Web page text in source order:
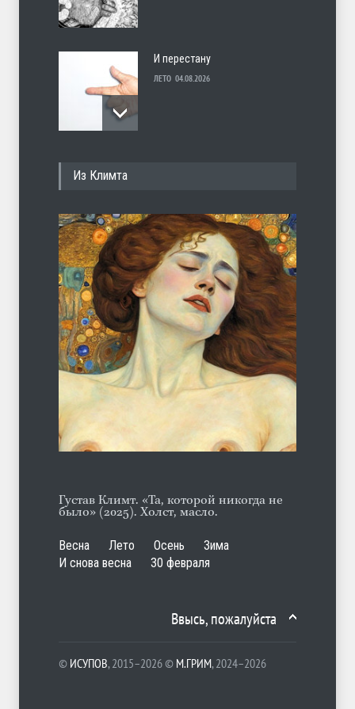
И перестану
ЛЕТО 04.08.2026
Марципан (из Агнии Барто)
ЛЕТО 31.07.2026
А ещё борода
ЛЕТО 07.08.2026
Из Климта
Густав Климт. «Та, которой никогда не
было» (2025). Холст, масло.
Весна Лето Осень
Зима
И снова весна
30 февраля
Ввысь, пожалуйста
© ИСУПОВ, 2015–2026 © М.ГРИМ, 2024–2026